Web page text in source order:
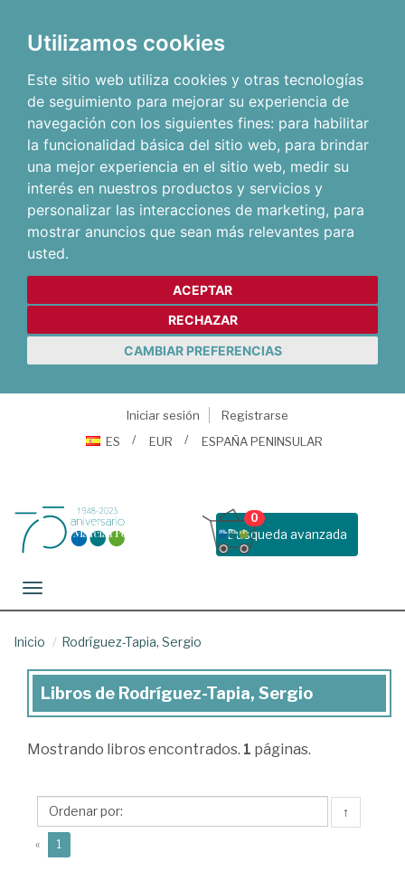
Utilizamos cookies
Este sitio web utiliza cookies y otras tecnologías
de seguimiento para mejorar su experiencia de
navegación con los siguientes fines: para habilitar
la funcionalidad básica del sitio web, para brindar
una mejor experiencia en el sitio web, medir su
interés en nuestros productos y servicios y
personalizar las interacciones de marketing, para
mostrar anuncios que sean más relevantes para
usted.
ACEPTAR
RECHAZAR
CAMBIAR PREFERENCIAS
Iniciar sesión
Registrarse
ES
EUR ESPAÑA PENINSULAR
Busqueda avanzada
0
Toggle navigation
Inicio Rodríguez-Tapia, Sergio
Libros
Rodríguez-
Sergio
Libros de Rodríguez-Tapia, Sergio
Mostrando libros encontrados. 1 páginas.
↑
« 1